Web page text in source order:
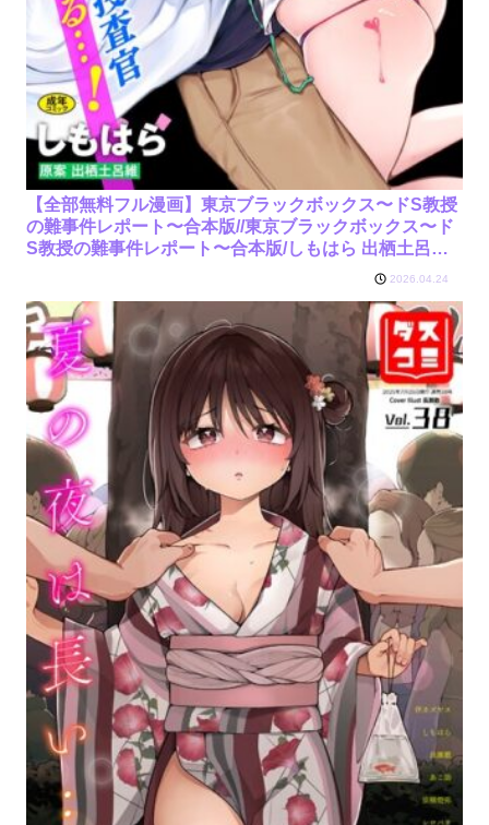
【全部無料フル漫画】東京ブラックボックス〜ドS教授
の難事件レポート〜合本版//東京ブラックボックス〜ド
S教授の難事件レポート〜合本版/しもはら 出栖土呂維
2026.04.24